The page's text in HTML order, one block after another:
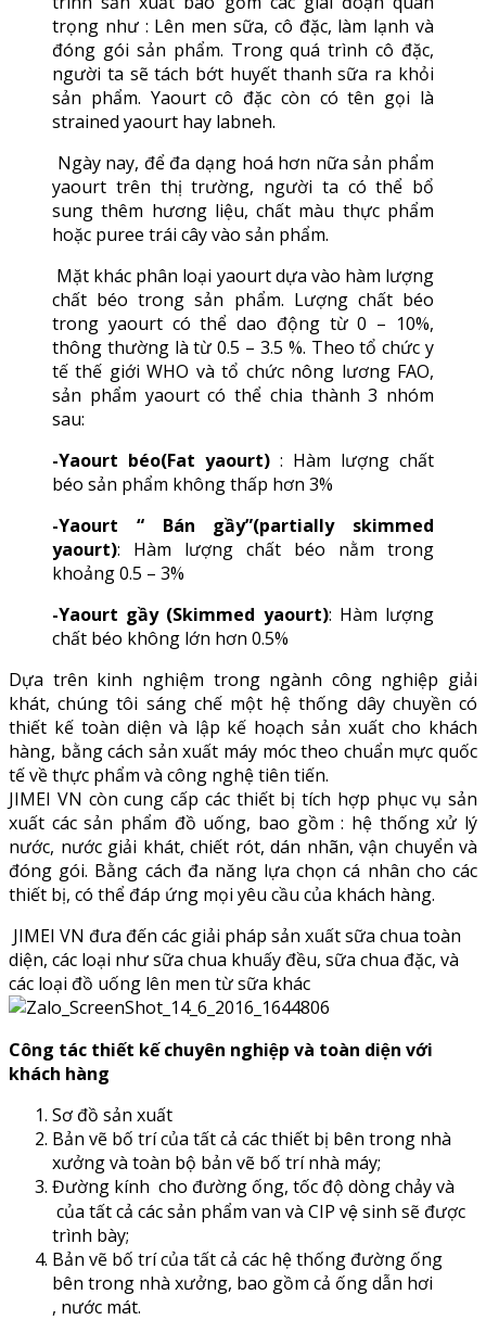
trọng như : Lên men sữa, cô đặc, làm lạnh và
đóng gói sản phẩm. Trong quá trình cô đặc,
người ta sẽ tách bớt huyết thanh sữa ra khỏi
sản phẩm. Yaourt cô đặc còn có tên gọi là
strained yaourt hay labneh.
Ngày nay, để đa dạng hoá hơn nữa sản phẩm
yaourt trên thị trường, người ta có thể bổ
sung thêm hương liệu, chất màu thực phẩm
hoặc puree trái cây vào sản phẩm.
Mặt khác phân loại yaourt dựa vào hàm lượng
chất béo trong sản phẩm. Lượng chất béo
trong yaourt có thể dao động từ 0 – 10%,
thông thường là từ 0.5 – 3.5 %. Theo tổ chức y
tế thế giới WHO và tổ chức nông lương FAO,
sản phẩm yaourt có thể chia thành 3 nhóm
sau:
-Yaourt béo(Fat yaourt) : Hàm lượng chất
béo sản phẩm không thấp hơn 3%
-Yaourt “ Bán gầy”(partially skimmed
yaourt): Hàm lượng chất béo nằm trong
khoảng 0.5 – 3%
-Yaourt gầy (Skimmed yaourt): Hàm lượng
chất béo không lớn hơn 0.5%
Dựa trên kinh nghiệm trong ngành công nghiệp giải
khát, chúng tôi sáng chế một hệ thống dây chuyền có
thiết kế toàn diện và lập kế hoạch sản xuất cho khách
hàng, bằng cách sản xuất máy móc theo chuẩn mực quốc
tế về thực phẩm và công nghệ tiên tiến.
JIMEI VN còn cung cấp các thiết bị tích hợp phục vụ sản
xuất các sản phẩm đồ uống, bao gồm : hệ thống xử lý
nước, nước giải khát, chiết rót, dán nhãn, vận chuyển và
đóng gói. Bằng cách đa năng lựa chọn cá nhân cho các
thiết bị, có thể đáp ứng mọi yêu cầu của khách hàng.
JIMEI VN đưa đến các giải pháp sản xuất sữa chua toàn
diện, các loại như sữa chua khuấy đều, sữa chua đặc, và
các loại đồ uống lên men từ sữa khác
Công tác thiết kế chuyên nghiệp và toàn diện với
khách hàng
Sơ đồ sản xuất
Bản vẽ bố trí của tất cả các thiết bị bên trong nhà
xưởng và toàn bộ bản vẽ bố trí nhà máy;
Đường kính cho đường ống, tốc độ dòng chảy và
của tất cả các sản phẩm van và CIP vệ sinh sẽ được
trình bày;
Bản vẽ bố trí của tất cả các hệ thống đường ống
bên trong nhà xưởng, bao gồm cả ống dẫn hơi
, nước mát.